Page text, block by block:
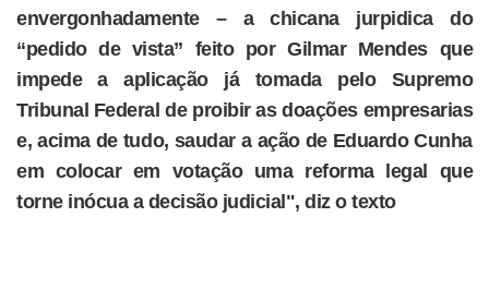
envergonhadamente – a chicana jurpidica do
“pedido de vista” feito por Gilmar Mendes que
impede a aplicação já tomada pelo Supremo
Tribunal Federal de proibir as doações empresarias
e, acima de tudo, saudar a ação de Eduardo Cunha
em colocar em votação uma reforma legal que
torne inócua a decisão judicial", diz o texto